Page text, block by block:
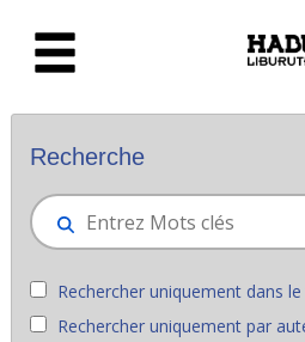
Nouveaux livres
Recherche
Rechercher uniquement dans
Rechercher uniquement par